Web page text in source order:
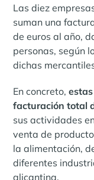
Las diez
suman una
de euros al año,
personas, según
dichas
En concreto,
facturación total
sus actividades
venta de
la alimentación,
diferentes
alicantina.